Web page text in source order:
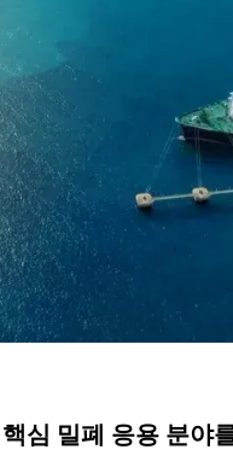
심 밀폐 응용 분야